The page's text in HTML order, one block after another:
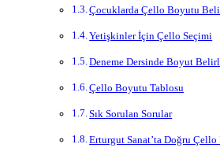
Çocuklarda Çello Boyutu
Yetişkinler İçin Çello Seçimi
Deneme Dersinde Boyut
Çello Boyutu Tablosu
Sık Sorulan Sorular
Erturgut Sanat’ta Doğru